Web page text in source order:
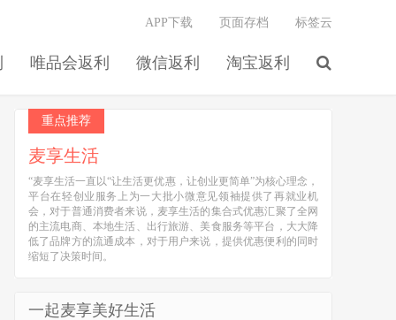
唯品会返利 微信返利 淘宝返利
APP下载 页面存档 标签云
重点推荐
麦享生活
“麦享生活一直以“让生活更优惠，让创业更简单”为核心理念，
平台在轻创业服务上为一大批小微意见领袖提供了再就业机
会，对于普通消费者来说，麦享生活的集合式优惠汇聚了全网
的主流电商、本地生活、出行旅游、美食服务等平台，大大降
低了品牌方的流通成本，对于用户来说，提供优惠便利的同时
缩短了决策时间。
一起麦享美好生活